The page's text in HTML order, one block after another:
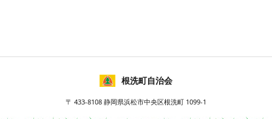
根洗町自治会
〒 433-8108 静岡県浜松市中央区根洗町 1099-1